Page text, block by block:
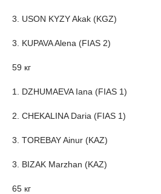
3. USON KYZY Akak (KGZ)
3. KUPAVA Alena (FIAS 2)
59 кг
1. DZHUMAEVA Iana (FIAS 1)
2. CHEKALINA Daria (FIAS 1)
3. TOREBAY Ainur (KAZ)
3. BIZAK Marzhan (KAZ)
65 кг